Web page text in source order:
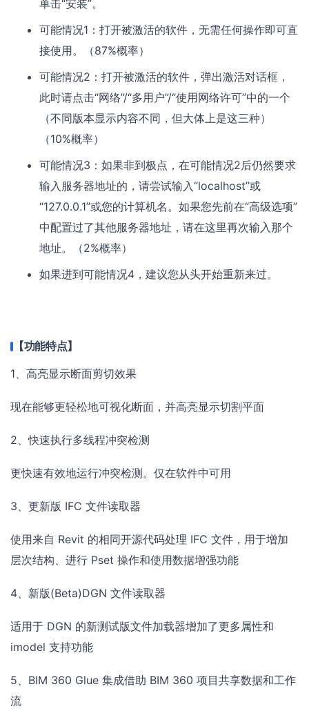
单击“安装”。
可能情况1：打开被激活的软件，无需任何操作即可直
接使用。（87%概率）
可能情况2：打开被激活的软件，弹出激活对话框，
此时请点击“网络”/“多用户”/“使用网络许可”中的一个
（不同版本显示内容不同，但大体上是这三种）
（10%概率）
可能情况3：如果非到极点，在可能情况2后仍然要求
输入服务器地址的，请尝试输入“localhost”或
“127.0.0.1”或您的计算机名。如果您先前在“高级选项”
中配置过了其他服务器地址，请在这里再次输入那个
地址。（2%概率）
如果进到可能情况4，建议您从头开始重新来过。
【功能特点】
1、高亮显示断面剪切效果
现在能够更轻松地可视化断面，并高亮显示切割平面
2、快速执行多线程冲突检测
更快速有效地运行冲突检测。仅在软件中可用
3、更新版 IFC 文件读取器
使用来自 Revit 的相同开源代码处理 IFC 文件，用于增加
层次结构、进行 Pset 操作和使用数据增强功能
4、新版(Beta)DGN 文件读取器
适用于 DGN 的新测试版文件加载器增加了更多属性和
imodel 支持功能
5、BIM 360 Glue 集成借助 BIM 360 项目共享数据和工作
流